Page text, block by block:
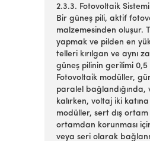
2.3.3. Fotovoltaik
Bir güneş pili, aktif
malzemesinden oluşur.
yapmak ve pilden en
telleri kırılgan ve aynı
güneş pilinin gerilimi
Fotovoltaik modüller,
paralel bağlandığında,
kalırken, voltaj iki
modüller, sert dış
ortamdan korunması
veya seri olarak